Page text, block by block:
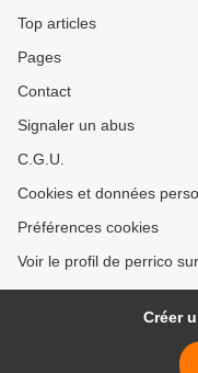
Top articles
Pages
Contact
Signaler un abus
C.G.U.
Cookies et données
Préférences cookies
Voir le profil de perrico
Créer